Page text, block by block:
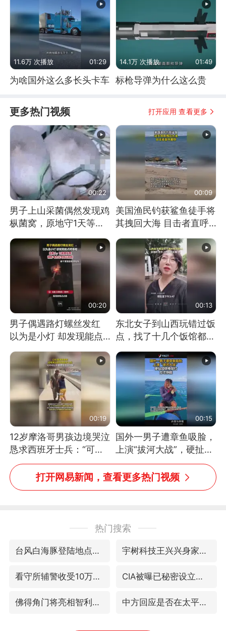
11.6万 次播放 01:29
为啥国外这么多长头卡车
14.1万 次播放 01:49
标枪导弹为什么这么贵
更多热门视频 打开应用 查看更多
00:22
男子上山采菌偶然发现鸡
枞菌窝，原地守1天等它
00:09
美国渔民钓获鲨鱼徒手将
其拽回大海 目击者直呼
消息）
00:20
男子偶遇路灯螺丝发红
以为是小灯 却发现能点
处理
00:13
东北女子到山西玩错过饭
点，找了十几个饭馆都没
00:19
12岁摩洛哥男孩边境哭泣
恳求西班牙士兵：“可不
可以不要把我遣返回国”
00:15
国外一男子遭章鱼吸脸，
上演“拔河大战”，硬扯加
铁棒敲打方才挣脱
打开网易新闻，查看更多热门视频
热门搜索
台风白海豚登陆地点更新 宇树科技王兴兴身家有望超200亿元
看守所辅警收受10万获刑1年 CIA被曝已秘密设立古巴工作组
佛得角门将亮相智利俱乐部主场 中方回应是否在太平洋海底开采稀土